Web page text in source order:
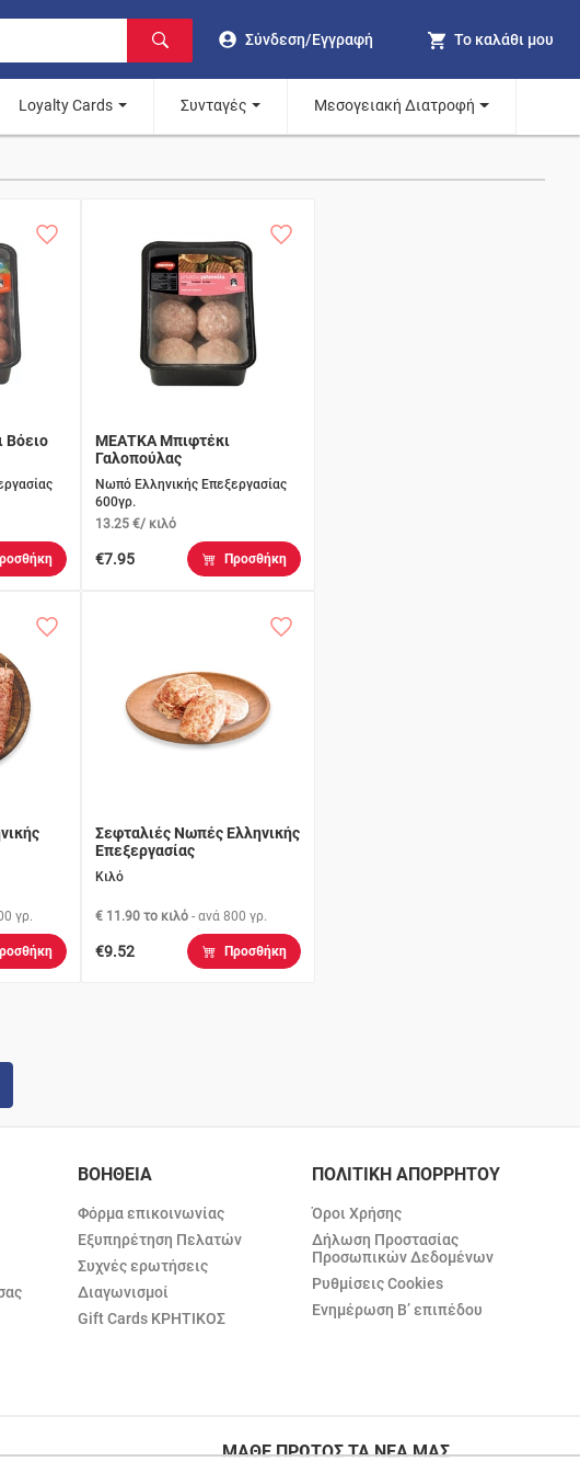
Σύνδεση/Εγγραφή Το καλάθι μου
Loyalty Cards Συνταγές Μεσογειακή Διατροφή
Βόειο
ΜΕΑΤΚΑ Μπιφτέκι
Γαλοπούλας
Νωπό Ελληνικής Επεξεργασίας
600γρ.
13.25 €/ κιλό
€7.95 Προσθήκη
γρ.
Σεφταλιές Νωπές Ελληνικής
Επεξεργασίας
Κιλό
€ 11.90 το κιλό - ανά 800 γρ.
€9.52 Προσθήκη
ΒΟΗΘΕΙΑ
Φόρμα επικοινωνίας
Εξυπηρέτηση Πελατών
Συχνές ερωτήσεις
Διαγωνισμοί
Gift Cards ΚΡΗΤΙΚΟΣ
ΠΟΛΙΤΙΚΗ ΑΠΟΡΡΗΤΟΥ
Όροι Χρήσης
Δήλωση Προστασίας
Προσωπικών Δεδομένων
Ρυθμίσεις Cookies
Ενημέρωση Β’ επιπέδου
ΜΑΘΕ ΠΡΩΤΟΣ ΤΑ ΝΕΑ ΜΑΣ